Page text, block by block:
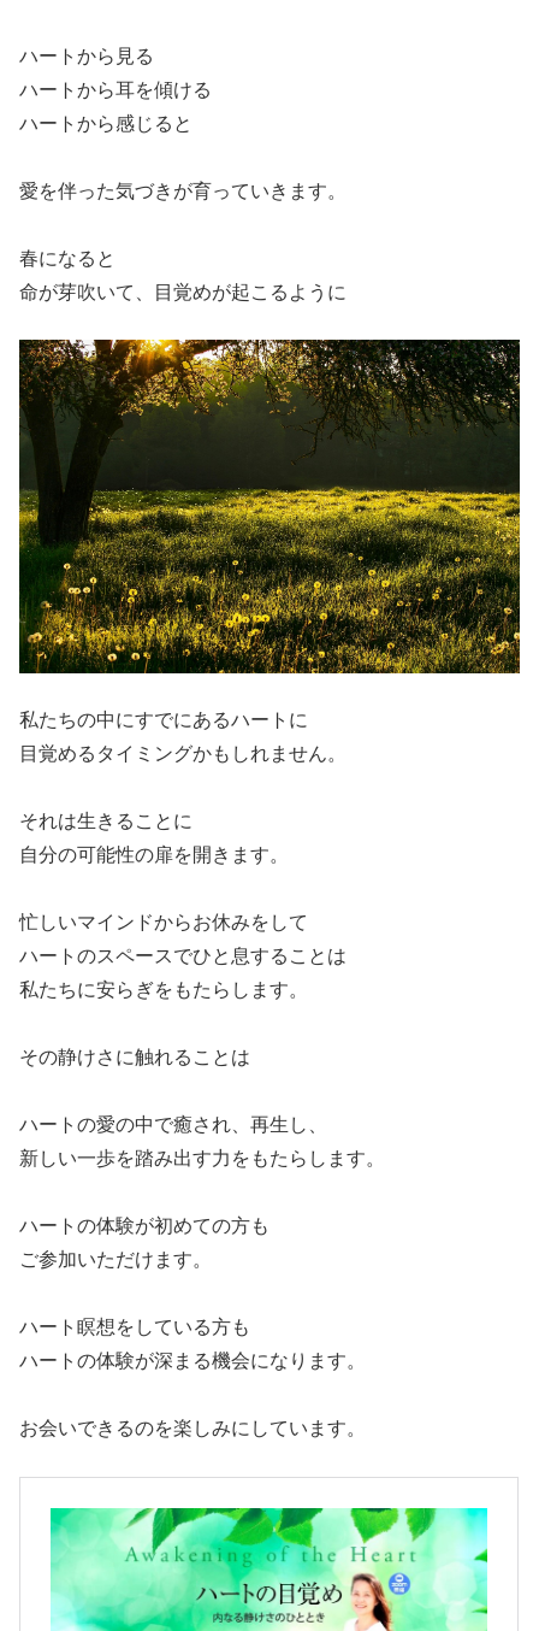
ハートから見る
ハートから耳を傾ける
ハートから感じると
愛を伴った気づきが育っていきます。
春になると
命が芽吹いて、目覚めが起こるように
私たちの中にすでにあるハートに
目覚めるタイミングかもしれません。
それは生きることに
自分の可能性の扉を開きます。
忙しいマインドからお休みをして
ハートのスペースでひと息することは
私たちに安らぎをもたらします。
その静けさに触れることは
ハートの愛の中で癒され、再生し、
新しい一歩を踏み出す力をもたらします。
ハートの体験が初めての方も
ご参加いただけます。
ハート瞑想をしている方も
ハートの体験が深まる機会になります。
お会いできるのを楽しみにしています。